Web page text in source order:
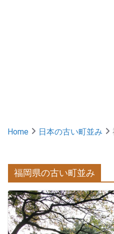
Home 日本の古い町並み
福岡県の古い町並み